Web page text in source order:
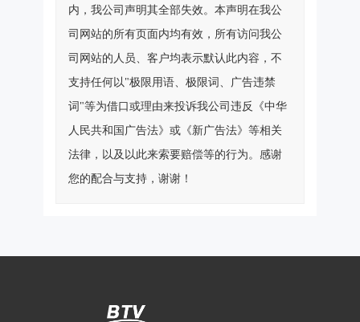
内，我公司声明其全部失效。本声明在我公
司网站的所有页面内均有效，所有访问我公
司网站的人员、客户均表示默认此内容，不
支持任何以"极限用语、极限词、广告违禁
词"等为借口或理由来投诉我公司违反《中华
人民共和国广告法》或《新广告法》等相关
法律，以及以此来索要赔偿等的行为。感谢
您的配合与支持，谢谢！